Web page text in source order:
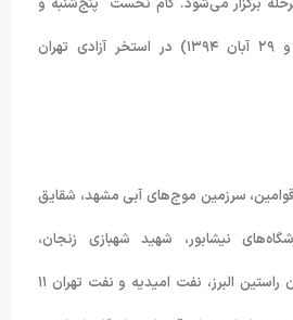
برگزار می‌شود. گام نخست پنج‌شنبه و
جمعه هفته آینده (۲۸ و ۲۹ آبان ۱۳۹۴) در استخر آزادی تهران
سرزمین موج‌های آبی مشهد، شقایق
نیشابور، شهید شهبازی زنجان،
مقاومت موج تهران، ناجیان راستین البرز، نفت امیدیه و نفت تهران ۱۱